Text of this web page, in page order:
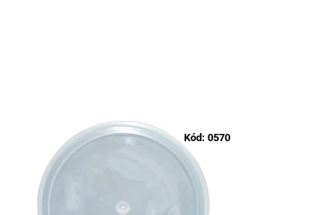
Kód: 0570